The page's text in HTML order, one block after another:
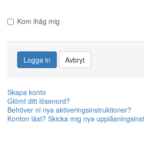
Kom ihåg mig
Logga in Avbryt
Skapa konto
Glömt ditt lösenord?
Behöver ni nya aktiveringsinstruktioner?
Konton låst? Skicka mig nya